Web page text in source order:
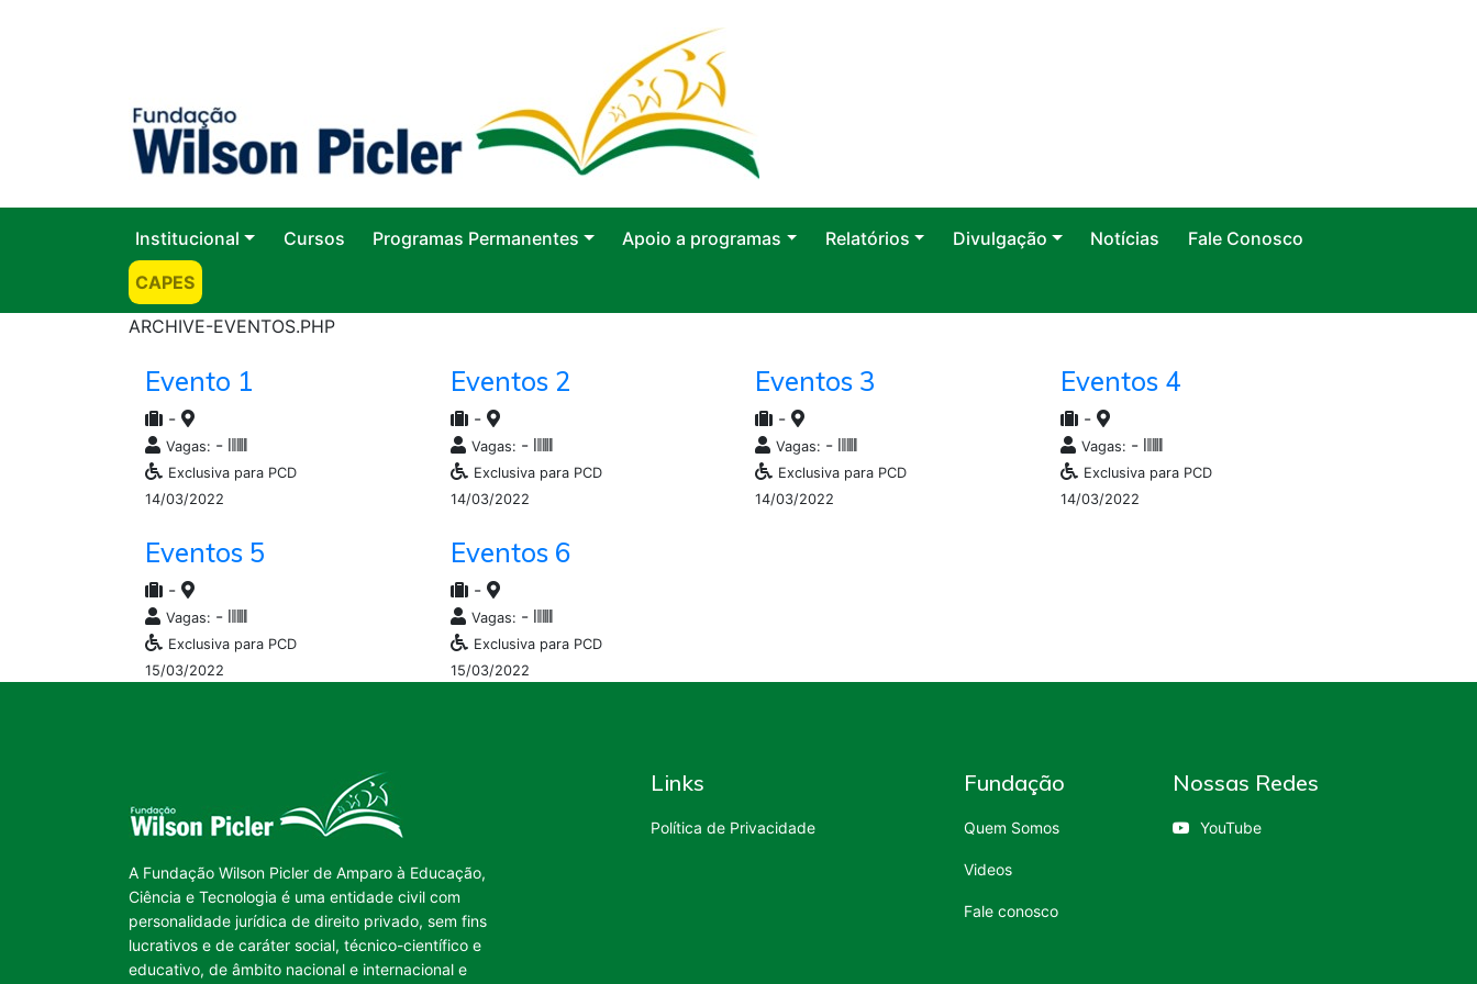
Institucional Cursos Programas Permanentes Apoio a programas Relatórios Divulgação Notícias
Fale Conosco
CAPES
ARCHIVE-EVENTOS.PHP
Evento 1
-
Vagas: -
Exclusiva para PCD
14/03/2022
Eventos 2
-
Vagas: -
Exclusiva para PCD
14/03/2022
Eventos 3
-
Vagas: -
Exclusiva para PCD
14/03/2022
Eventos 4
-
Vagas: -
Exclusiva para PCD
14/03/2022
Eventos 5
-
Vagas: -
Exclusiva para PCD
15/03/2022
Eventos 6
-
Vagas: -
Exclusiva para PCD
15/03/2022
A Fundação Wilson Picler de Amparo à Educação,
Ciência e Tecnologia é uma entidade civil com
personalidade jurídica de direito privado, sem fins
lucrativos e de caráter social, técnico-científico e
educativo, de âmbito nacional e internacional e
Links
Política de Privacidade
Fundação
Quem Somos
Videos
Fale conosco
Nossas Redes
YouTube